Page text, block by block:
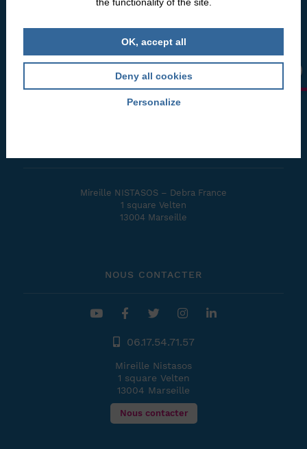
qui agissent depuis 1985 pour aider les personnes atteintes
d'épidermolyse bulleuse.
Mireille NISTASOS – Debra France
1 square Velten
13004 Marseille
NOUS CONTACTER
06.17.54.71.57
Mireille Nistasos
1 square Velten
13004 Marseille
Nous contacter
OK, accept all
Deny all cookies
Personalize